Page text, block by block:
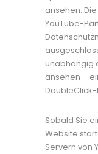
ansehen.
YouTube-
unabhängig
ansehen –
Sobald Sie
Website
Servern von